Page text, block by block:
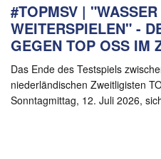
#TOPMSV |
WEITERSPIELEN" -
GEGEN TOP OSS IM
Das Ende des Testspiels
niederländischen Zweitligisten
Sonntagmittag, 12. Juli 2026,